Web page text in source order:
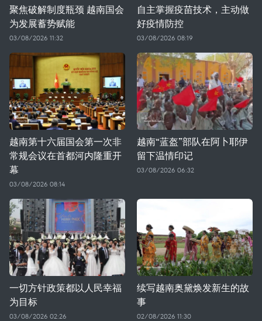
聚焦破解制度瓶颈 越南国会
为发展蓄势赋能
03/08/2026 11:32
自主掌握疫苗技术，主动做
好疫情防控
03/08/2026 08:19
越南第十六届国会第一次非
常规会议在首都河内隆重开
幕
03/08/2026 08:14
越南“蓝盔”部队在阿卜耶伊
留下温情印记
03/08/2026 06:32
一切方针政策都以人民幸福
为目标
03/08/2026 02:26
续写越南奥黛焕发新生的故
事
02/08/2026 11:30